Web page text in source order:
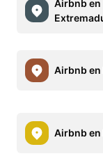
Airbnb en
Airbnb en
Airbnb